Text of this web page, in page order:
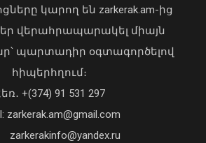
է ՀՀ ԱԺ
կարող են zarkerak.am-ից
վերահրապարակել միայն
պարտադիր օգտագործելով
հիպերհղում։
+(374) 91 531 297
zarkerak.am@gmail.com
zarkerakinfo@yandex.ru